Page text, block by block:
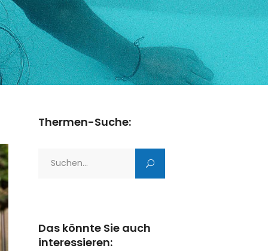
Thermen-Suche:
Das könnte Sie auch
interessieren: